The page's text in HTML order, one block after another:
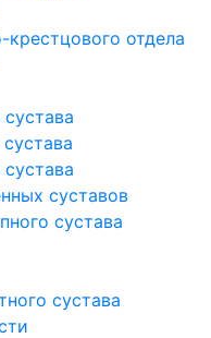
отдела
суставов
сустава
сустава